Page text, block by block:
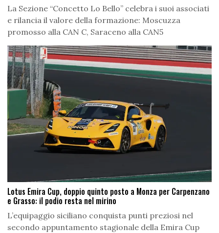
La Sezione “Concetto Lo Bello” celebra i suoi associati
e rilancia il valore della formazione: Moscuzza
promosso alla CAN C, Saraceno alla CAN5
Lotus Emira Cup, doppio quinto posto a Monza per Carpenzano
e Grasso: il podio resta nel mirino
L’equipaggio siciliano conquista punti preziosi nel
secondo appuntamento stagionale della Emira Cup